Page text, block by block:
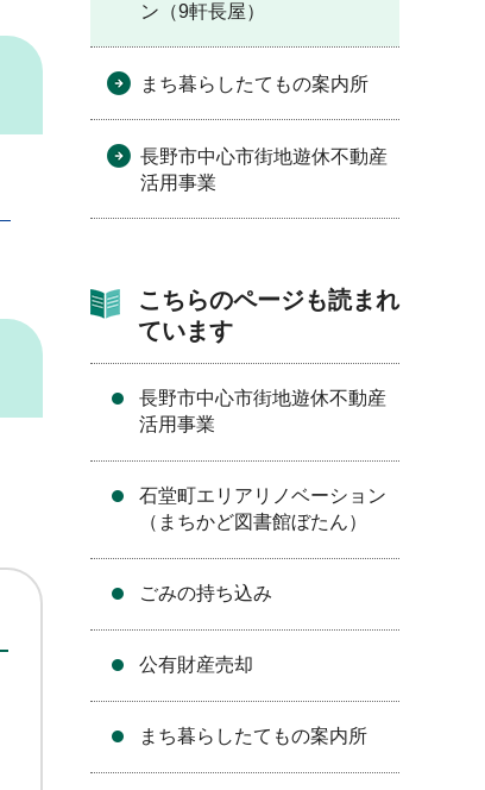
ン（9軒長屋）
まち暮らしたてもの案内所
長野市中心市街地遊休不動産
活用事業
こちらのページも読まれ
ています
長野市中心市街地遊休不動産
活用事業
石堂町エリアリノベーション
（まちかど図書館ぼたん）
ごみの持ち込み
公有財産売却
まち暮らしたてもの案内所